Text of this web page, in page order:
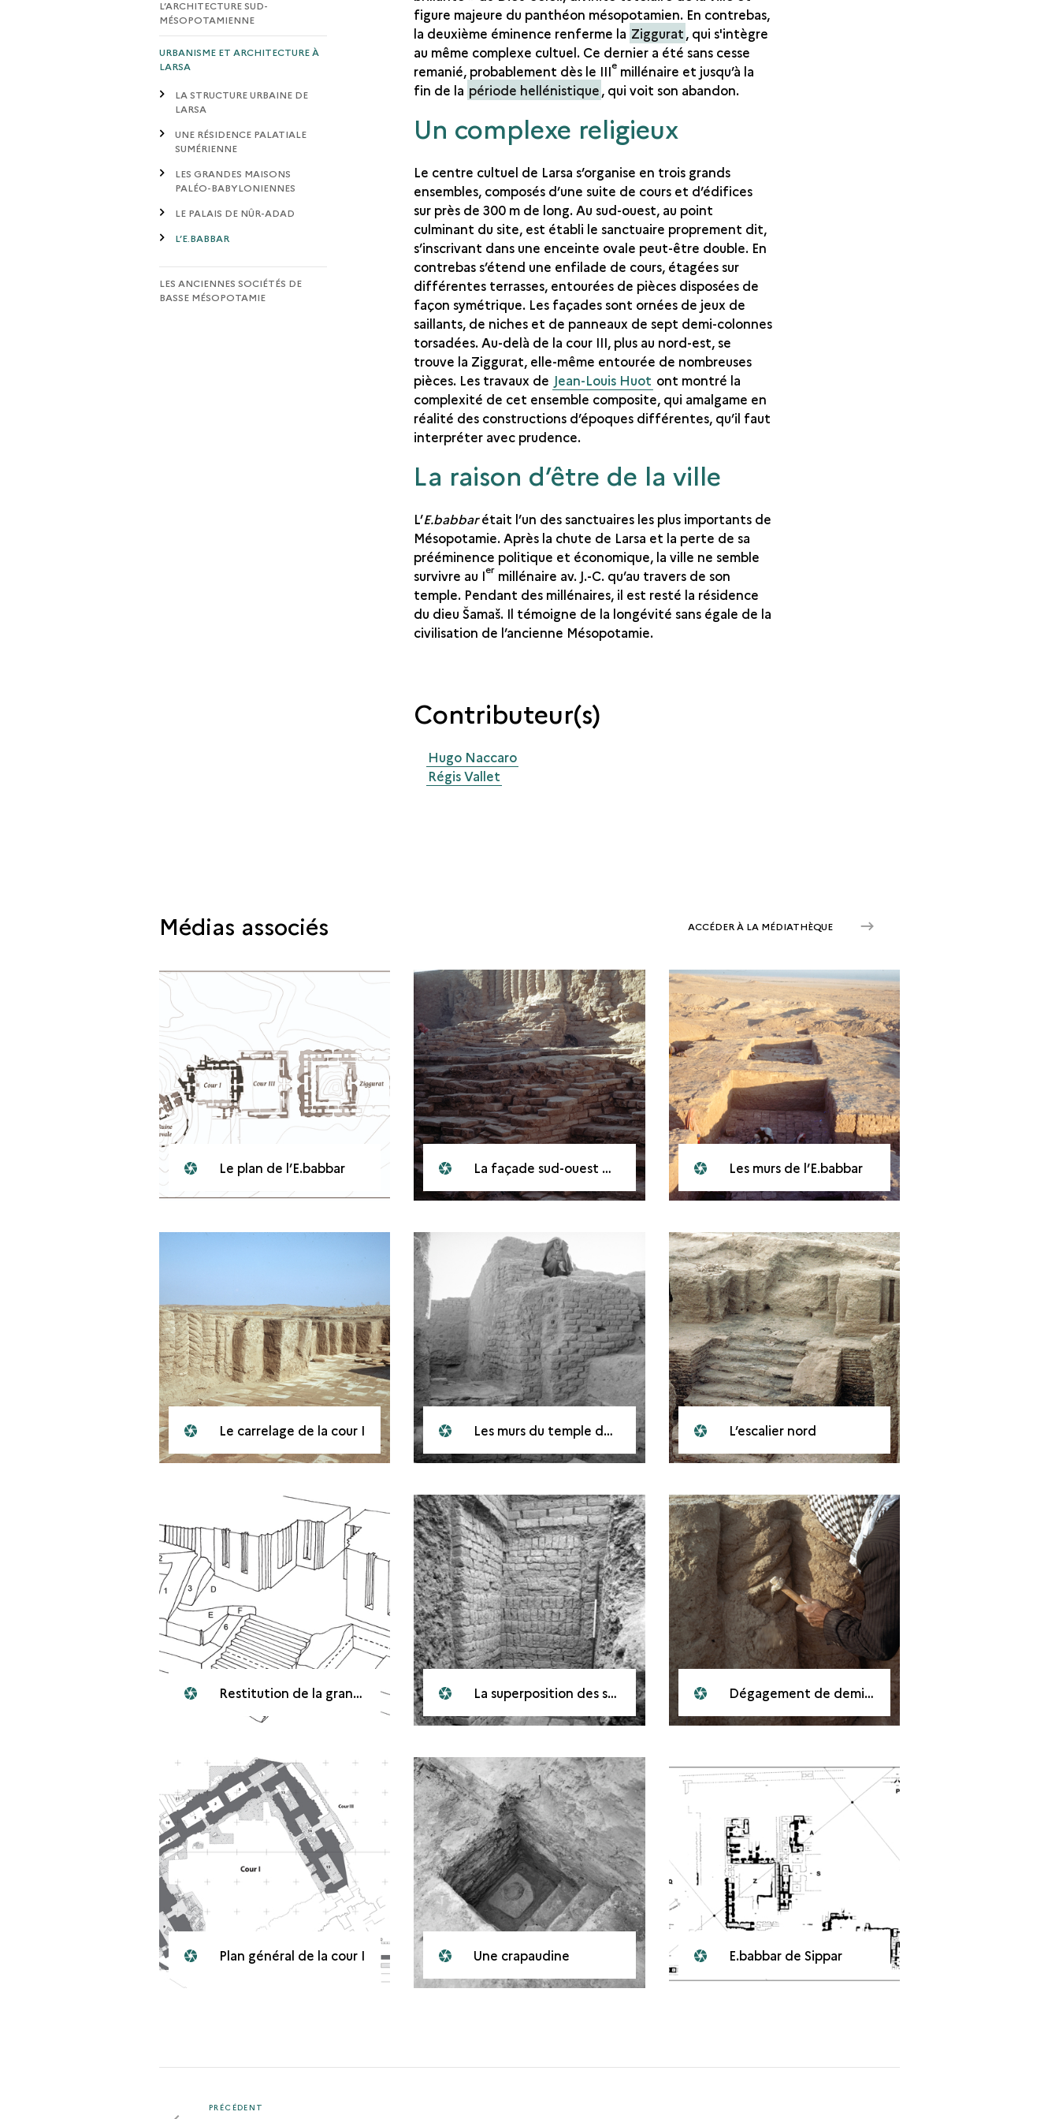
L’ARCHITECTURE SUD-
MÉSOPOTAMIENNE
URBANISME ET ARCHITECTURE À
LARSA
LA STRUCTURE URBAINE DE
LARSA
UNE RÉSIDENCE PALATIALE
SUMÉRIENNE
LES GRANDES MAISONS
PALÉO-BABYLONIENNES
LE PALAIS DE NÛR-ADAD
L’E.BABBAR
LES ANCIENNES SOCIÉTÉS DE
BASSE MÉSOPOTAMIE
figure majeure du panthéon mésopotamien. En contrebas,
la deuxième éminence renferme la Ziggurat, qui s'intègre
au même complexe cultuel. Ce dernier a été sans cesse
remanié, probablement dès le IIIe millénaire et jusqu’à la
fin de la période hellénistique, qui voit son abandon.
Un complexe religieux
Le centre cultuel de Larsa s’organise en trois grands
ensembles, composés d’une suite de cours et d’édifices
sur près de 300 m de long. Au sud-ouest, au point
culminant du site, est établi le sanctuaire proprement dit,
s’inscrivant dans une enceinte ovale peut-être double. En
contrebas s’étend une enfilade de cours, étagées sur
différentes terrasses, entourées de pièces disposées de
façon symétrique. Les façades sont ornées de jeux de
saillants, de niches et de panneaux de sept demi-colonnes
torsadées. Au-delà de la cour III, plus au nord-est, se
trouve la Ziggurat, elle-même entourée de nombreuses
pièces. Les travaux de Jean-Louis Huot ont montré la
complexité de cet ensemble composite, qui amalgame en
réalité des constructions d’époques différentes, qu’il faut
interpréter avec prudence.
La raison d’être de la ville
L’E.babbarétait l’un des sanctuaires les plus importants de
Mésopotamie. Après la chute de Larsa et la perte de sa
prééminence politique et économique, la ville ne semble
survivre au Ier millénaire av. J.-C. qu’au travers de son
temple. Pendant des millénaires, il est resté la résidence
du dieu Šamaš. Il témoigne de la longévité sans égale de la
civilisation de l’ancienne Mésopotamie.
Contributeur(s)
Hugo Naccaro
Régis Vallet
Médias associés ACCÉDER À LA MÉDIATHÈQUE
Le plan de l’E.babbar La façade sud-ouest de la cour I Les murs de l’E.babbar
Le carrelage de la cour I Les murs du temple de Šamaš L’escalier nord
Restitution de la grande porte La superposition des structures Dégagement de demi-colonnes torsadées
Plan général de la cour I Une crapaudine E.babbar de Sippar
PRÉCÉDENT
PRÉCÉDENT